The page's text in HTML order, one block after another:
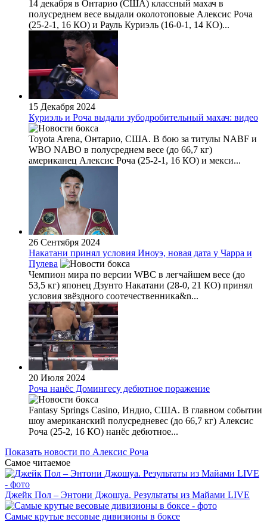
14 декабря в Онтарио (США) классный махач в
полусреднем весе выдали околотоповые Алексис Роча
(25-2-1, 16 КО) и Рауль Куриэль (16-0-1, 14 КО)...
15 Декабря 2024
Куриэль и Роча выдали зубодробительный махач: видео
Toyota Arena, Онтарио, США. В бою за титулы NABF и
WBO NABO в полусреднем весе (до 66,7 кг)
американец Алексис Роча (25-2-1, 16 КО) и мекси...
26 Сентября 2024
Накатани принял условия Иноуэ, новая дата у Чарра и
Пулева
Чемпион мира по версии WBC в легчайшем весе (до
53,5 кг) японец Дзунто Накатани (28-0, 21 КО) принял
условия звёздного соотечественника&n...
20 Июля 2024
Роча нанёс Домингесу дебютное поражение
Fantasy Springs Casino, Индио, США. В главном событии
шоу американский полусредневес (до 66,7 кг) Алексис
Роча (25-2, 16 КО) нанёс дебютное...
Показать новости по Алексис Роча
Самое читаемое
Джейк Пол – Энтони Джошуа. Результаты из Майами LIVE
Самые крутые весовые дивизионы в боксе